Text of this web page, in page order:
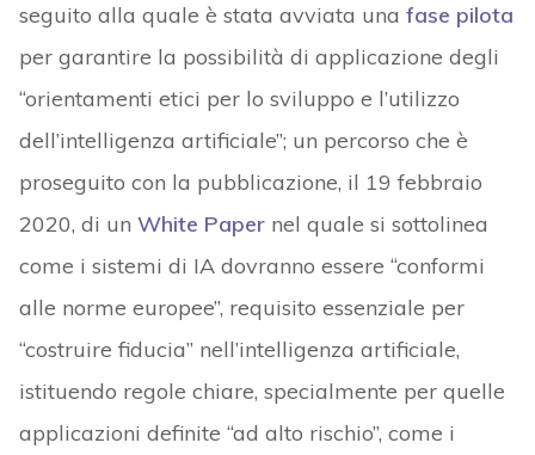
seguito alla quale è stata avviata una fase pilota
per garantire la possibilità di applicazione degli
“orientamenti etici per lo sviluppo e l’utilizzo
dell’intelligenza artificiale”; un percorso che è
proseguito con la pubblicazione, il 19 febbraio
2020, di un White Papernel quale si sottolinea
come i sistemi di IA dovranno essere “conformi
alle norme europee”, requisito essenziale per
“costruire fiducia” nell’intelligenza artificiale,
istituendo regole chiare, specialmente per quelle
applicazioni definite “ad alto rischio”, come i